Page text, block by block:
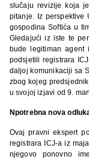
slučaju revizije koja
pitanje. Iz perspektive
gospodina Softića u
Gledajući iz iste te
bude legitiman
podsjetili registrara
daljoj komunikaciji sa
zbog kojeg
u svojoj izjavi od 9.
Npotrebna nova
Ovaj pravni ekspert
registrara ICJ-a iz
njegovo ponovno